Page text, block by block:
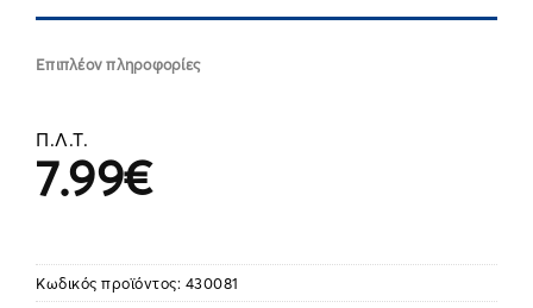
Επιπλέον πληροφορίες
Π.Λ.Τ.
7.99€
Κωδικός προϊόντος: 430081